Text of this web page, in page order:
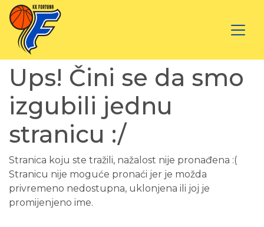
Ups! Čini se da smo
izgubili jednu
stranicu :/
Stranica koju ste tražili, nažalost nije pronađena :(
Stranicu nije moguće pronaći jer je možda
privremeno nedostupna, uklonjena ili joj je
promijenjeno ime.